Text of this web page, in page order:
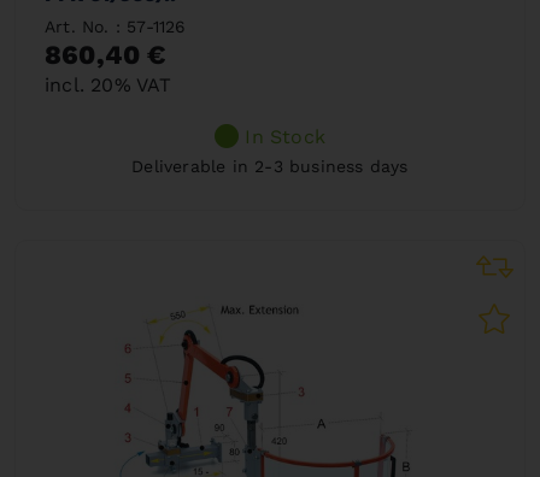
Art. No. : 57-1126
860,40 €
incl. 20% VAT
In Stock
Deliverable in 2-3 business days